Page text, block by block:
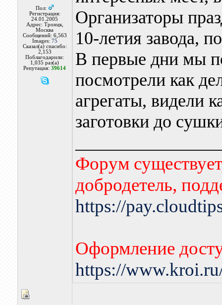
Пол:
Регистрация:
24.01.2005
Адрес: Троицк,
Москва
Сообщений: 6,563
Images: 75
Сказал(а) спасибо:
2,153
Поблагодарили:
1,035 раз(а)
Репутация:39614
Организаторы
10-летия завода,
В первые дни мы
посмотрели как
агрегаты, видели
заготовки до
Форум
добродетель,
https://
Оформление
https://